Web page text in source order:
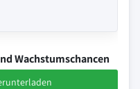
Wachstumschancen